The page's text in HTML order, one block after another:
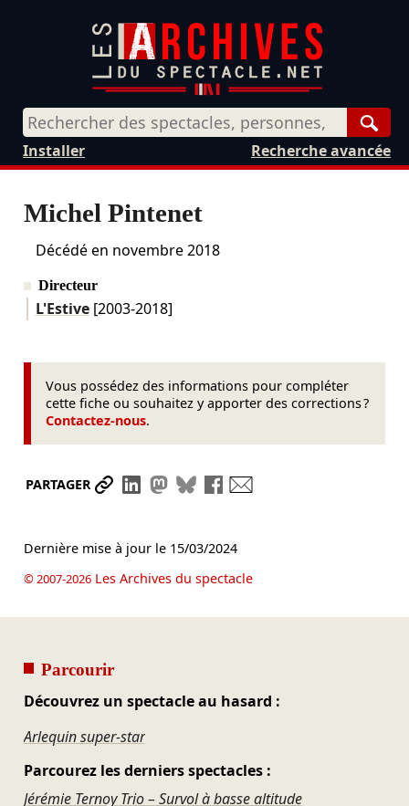
Recherche avancée
Installer
Michel Pintenet
Décédé en novembre 2018
Directeur
L'Estive[2003-2018]
Vous possédez des informations pour compléter
cette fiche ou souhaitez y apporter des corrections ?
Contactez-nous.
PARTAGER Partager le lien
Partager sur LinkedIn
Partager sur Mastodon
Partager sur Bluesky
Partager sur Facebook
Dernière mise à jour le 15/03/2024
© 2007-2026Les Archives du spectacle
Parcourir
Découvrez un spectacle au hasard :
Arlequin super-star
Parcourez les derniers spectacles :
Jérémie Ternoy Trio – Survol à basse altitude